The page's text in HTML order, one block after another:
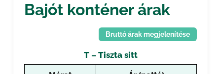
Bajót konténer árak
Bruttó árak megjelenítése
T – Tiszta sitt